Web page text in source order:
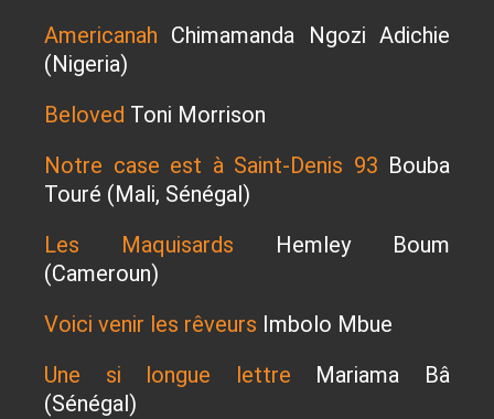
Americanah Chimamanda Ngozi Adichie
(Nigeria)
Beloved Toni Morrison
Notre case est à Saint-Denis 93 Bouba
Touré (Mali, Sénégal)
Les Maquisards Hemley Boum
(Cameroun)
Voici venir les rêveurs Imbolo Mbue
Une si longue lettre Mariama Bâ
(Sénégal)